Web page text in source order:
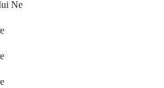
Ne